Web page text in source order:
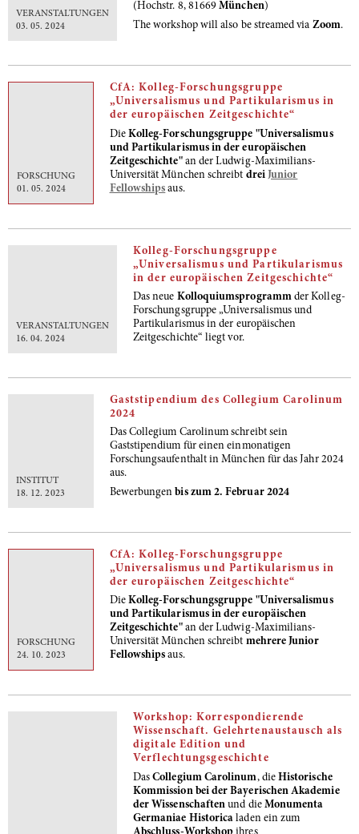
VERANSTALTUNGEN
03. 05. 2024
(Hochstr. 8, 81669München)
The workshop will also be streamed via Zoom.
FORSCHUNG
01. 05. 2024
CfA: Kolleg-Forschungsgruppe
„Universalismus und Partikularismus in
der europäischen Zeitgeschichte“
Die Kolleg-Forschungsgruppe "Universalismus
und Partikularismus in der europäischen
Zeitgeschichte"an der Ludwig-Maximilians-
Universität München schreibt drei Junior
Fellowships aus.
VERANSTALTUNGEN
16. 04. 2024
Kolleg-Forschungsgruppe
„Universalismus und Partikularismus
in der europäischen Zeitgeschichte“
Das neue Kolloquiumsprogramm der Kolleg-
Forschungsgruppe „Universalismus und
Partikularismus in der europäischen
Zeitgeschichte“ liegt vor.
INSTITUT
18. 12. 2023
Gaststipendium des Collegium Carolinum
2024
Das Collegium Carolinum schreibt sein
Gaststipendium für einen einmonatigen
Forschungsaufenthalt in München für das Jahr 2024
aus.
Bewerbungen bis zum 2. Februar 2024
FORSCHUNG
24. 10. 2023
CfA: Kolleg-Forschungsgruppe
„Universalismus und Partikularismus in
der europäischen Zeitgeschichte“
Die Kolleg-Forschungsgruppe "Universalismus
und Partikularismus in der europäischen
Zeitgeschichte"an der Ludwig-Maximilians-
Universität München schreibt mehrere Junior
Fellowships aus.
Workshop: Korrespondierende
Wissenschaft. Gelehrtenaustausch als
digitale Edition und
Verflechtungsgeschichte
DasCollegium Carolinum, die Historische
Kommission bei der Bayerischen Akademie
der Wissenschaften und die Monumenta
Germaniae Historica laden ein zum